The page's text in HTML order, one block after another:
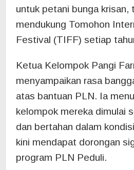
untuk petani bunga krisan,
mendukung Tomohon
Festival (TIFF) setiap
Ketua Kelompok Pangi
menyampaikan rasa
atas bantuan PLN. Ia
kelompok mereka dimulai
dan bertahan dalam
kini mendapat dorongan
program PLN Peduli.